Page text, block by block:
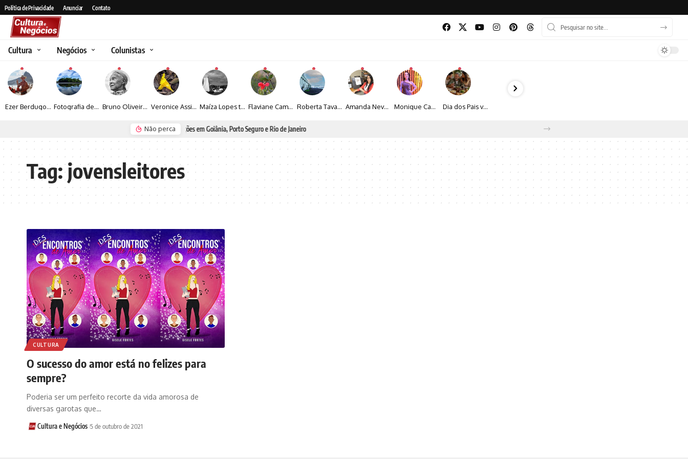
Política de Privacidade Anunciar Contato
Cultura Negócios Colunistas
Ezer Berdugo transforma experiências multiculturais e memórias em narrativas visuais por meio da fotografia Fotografia de Fátima Carlini transforma paisagens naturais em experiências de contemplação Bruno Oliveira retrata o cotidiano urbano por meio da fotografia em preto e branco Veronice Assini Saes transforma a natureza em fotografias marcadas pela sensibilidade Maíza Lopes transforma cultura popular baiana em narrativas fotográficas Flaviane Campos transforma natureza, espiritualidade e sensibilidade em narrativas fotográficas Roberta Tavares transforma a fotografia em obras de arte marcadas pela sensibilidade e sofisticação Amanda Neves transforma a beleza da natureza em obras realistas repletas de sensibilidade Monique Camacho é homenageada no Prêmio Gênios da Atualidade 2026 Dia dos Pais vai além do almoço: como transformar a data em experiência, afeto e boas escolhas
Não perca Espraiada Festival 2026 aposta na cultura periférica para ampliar oportunidades na zona sul
Tag:jovensleitores
CULTURA
O sucesso do amor está no felizes para
sempre?
Poderia ser um perfeito recorte da vida amorosa de
diversas garotas que…
Cultura e Negócios 5 de outubro de 2021